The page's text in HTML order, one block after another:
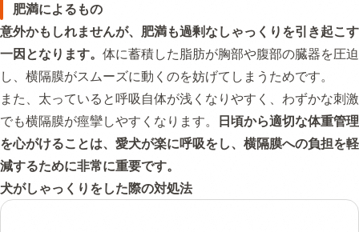
肥満によるもの
意外かもしれませんが、肥満も過剰なしゃっくりを引き起こす
一因となります。 体に蓄積した脂肪が胸部や腹部の臓器を圧迫
し、横隔膜がスムーズに動くのを妨げてしまうためです。
また、太っていると呼吸自体が浅くなりやすく、わずかな刺激
でも横隔膜が痙攣しやすくなります。
日頃から適切な体重管理
を心がけることは、愛犬が楽に呼吸をし、横隔膜への負担を軽
減するために非常に重要です。
犬がしゃっくりをした際の対処法